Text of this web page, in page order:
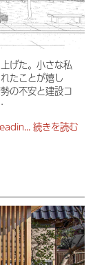
げた。小さな私
たことが嬉し
の不安と建設コ
続きを読む